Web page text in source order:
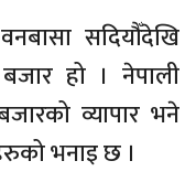
सदियौँदेखि
हो । नेपाली
व्यापार भने
भनाइ छ ।